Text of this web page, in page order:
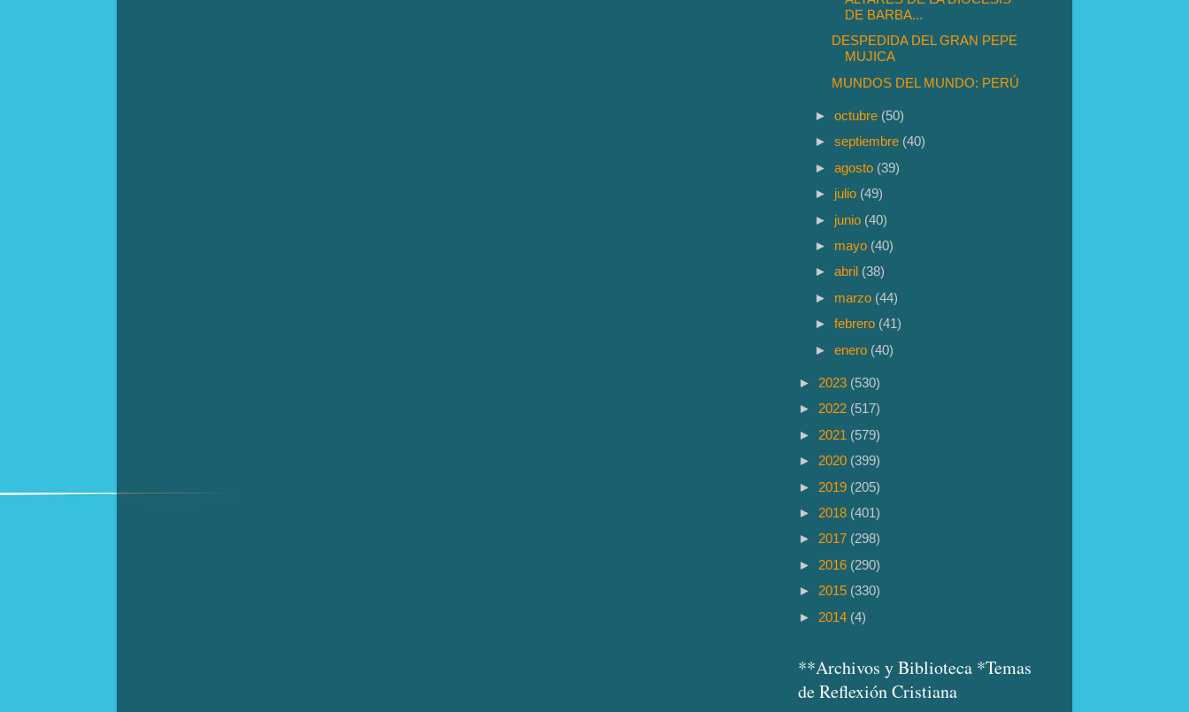
DE BARBA...
DESPEDIDA DEL GRAN PEPE
MUJICA
MUNDOS DEL MUNDO: PERÚ
►octubre (50)
►septiembre (40)
►agosto (39)
► julio (49)
► junio (40)
► mayo (40)
►abril (38)
► marzo (44)
►febrero (41)
►enero (40)
► 2023 (530)
► 2022 (517)
► 2021 (579)
► 2020 (399)
► 2019 (205)
► 2018 (401)
► 2017 (298)
► 2016 (290)
► 2015 (330)
► 2014 (4)
**Archivos y Biblioteca *Temas
de Reflexión Cristiana